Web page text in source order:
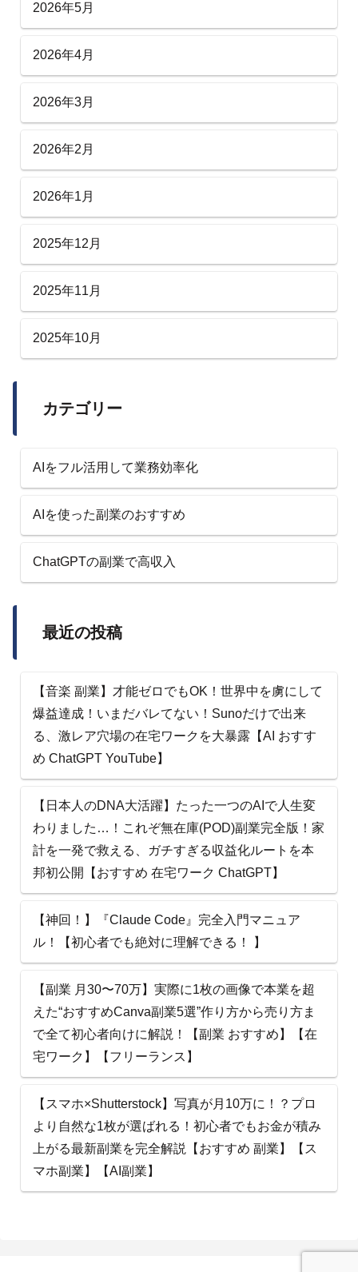
2026年5月
2026年4月
2026年3月
2026年2月
2026年1月
2025年12月
2025年11月
2025年10月
カテゴリー
AIをフル活用して業務効率化
AIを使った副業のおすすめ
ChatGPTの副業で高収入
最近の投稿
【音楽 副業】才能ゼロでもOK！世界中を虜にして
爆益達成！いまだバレてない！Sunoだけで出来
る、激レア穴場の在宅ワークを大暴露【AI おすす
め ChatGPT YouTube】
【日本人のDNA大活躍】たった一つのAIで人生変
わりました…！これぞ無在庫(POD)副業完全版！家
計を一発で救える、ガチすぎる収益化ルートを本
邦初公開【おすすめ 在宅ワーク ChatGPT】
【神回！】『Claude Code』完全入門マニュア
ル！【初心者でも絶対に理解できる！ 】
【副業 月30〜70万】実際に1枚の画像で本業を超
えた“おすすめCanva副業5選”作り方から売り方ま
で全て初心者向けに解説！【副業 おすすめ】【在
宅ワーク】【フリーランス】
【スマホ×Shutterstock】写真が月10万に！？プロ
より自然な1枚が選ばれる！初心者でもお金が積み
上がる最新副業を完全解説【おすすめ 副業】【ス
マホ副業】【AI副業】